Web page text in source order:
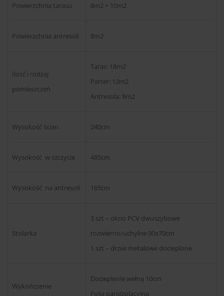
Powierzchnia tarasu 8m2 + 10m2
Powierzchnia antresoli 8m2
Ilość i rodzaj
pomieszczeń
Taras: 18m2
Parter: 12m2
Antresola: 8m2
Wysokość ścian 240cm
Wysokość w szczycie 485cm
Wysokość na antresoli 165cm
Stolarka
3 szt – okno PCV dwuszybowe
rozwierno/uchylne 90x70cm
1 szt – drzwi metalowe docieplone
Wykończenie
Docieplenie wełną 10cm
Folia paroizolacyjna